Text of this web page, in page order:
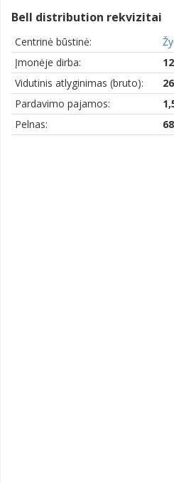
Bell distribution rekvizitai
Centrinė būstinė:
Įmonėje dirba:
12
Vidutinis atlyginimas (bruto):
Pardavimo pajamos:
Pelnas: